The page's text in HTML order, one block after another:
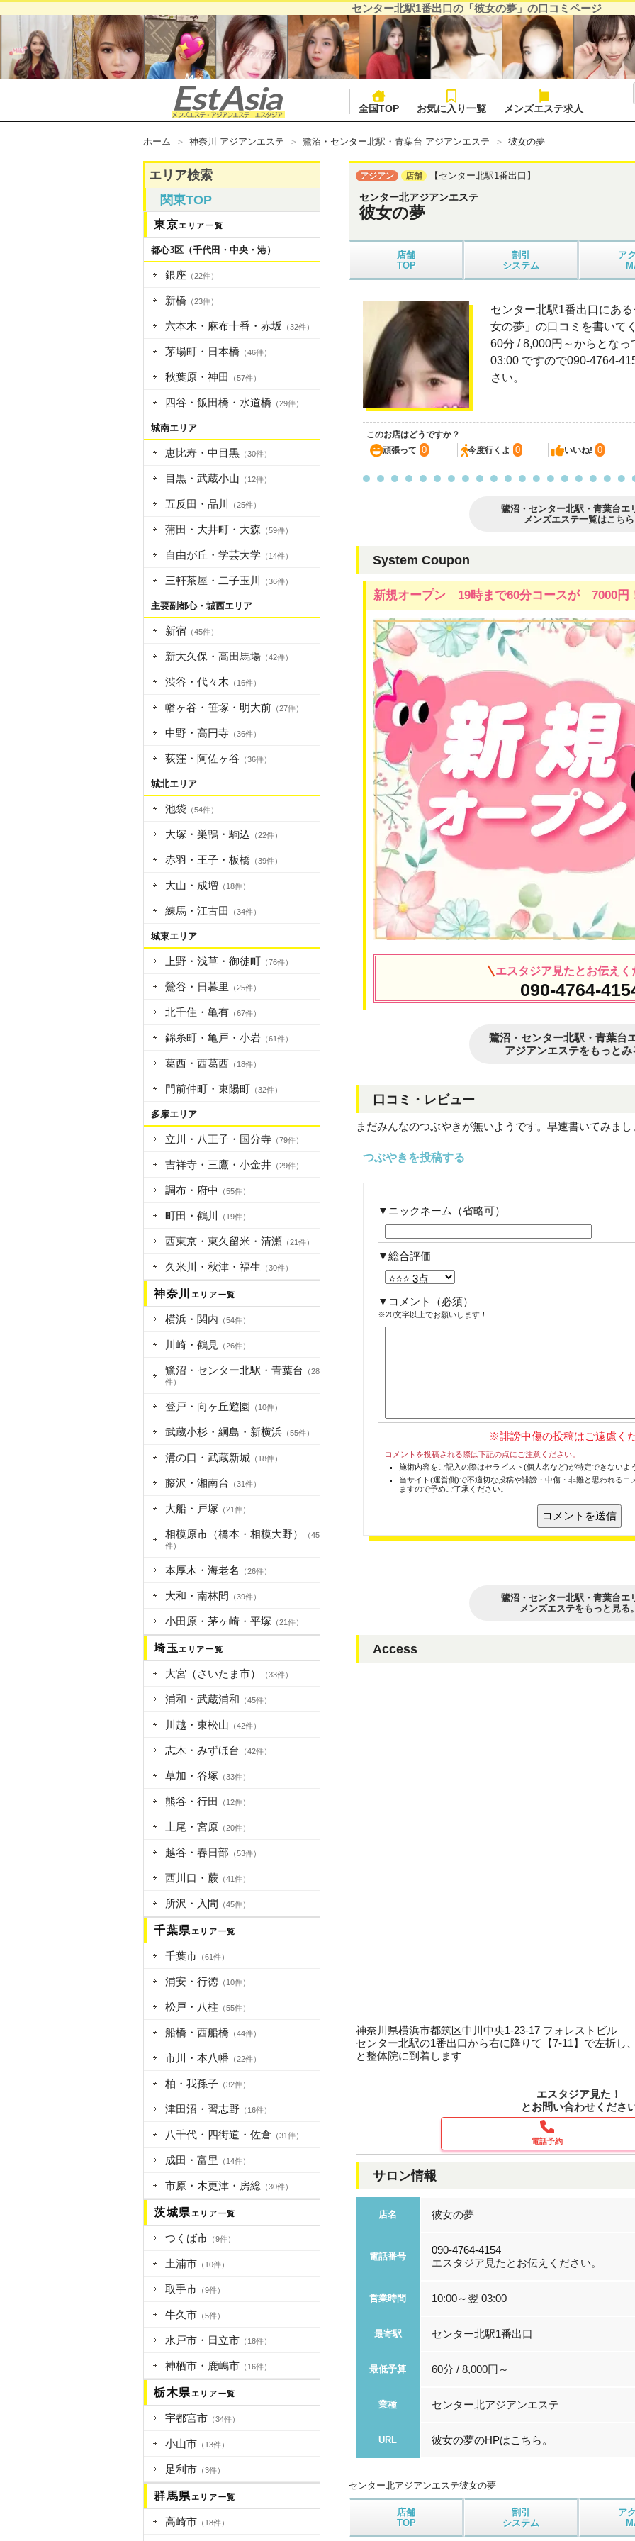
センター北駅1番出口の「彼女の夢」の口コミページ
全国TOP お気に入り一覧 メンズエステ求人
ホーム 神奈川 アジアンエステ 鷺沼・センター北駅・青葉台 アジアンエステ 彼女の夢
アジアン 店舗 【センター北駅1番出口】
センター北アジアンエステ
彼女の夢
店舗
TOP
割引
システム
ア
センター北駅1番出口にあ
女の夢」の口コミを書いて
60分 / 8,000円～からとな
03:00 ですので090-4764-
さい。
このお店はどうですか？
頑張って 0 今度行くよ 0 いいね! 0
鷺沼・センター北駅・青葉台エ
メンズエステ一覧はこちら
System Coupon
新規オープン 19時まで60分コースが 7000円
エスタジア見たとお伝えく
090-4764-
鷺沼・センター北駅・青葉台
アジアンエステをもっとみ
口コミ・レビュー
まだみんなのつぶやきが無いようです。早速書いてみまし
つぶやきを投稿する
ニックネーム（省略可）
総合評価
コメント （必須）
※20文字以上でお願いします！
※誹謗中傷の投稿はご遠慮くだ
コメントを投稿される際は下記の点にご注意ください。
施術内容をご記入の際はセラピスト(個人名など)が特定できないよ
当サイト(運営側)で不適切な投稿や誹謗・中傷・非難と思われるコ
ますので予めご了承ください。
鷺沼・センター北駅・青葉台エ
メンズエステをもっと見る。
Access
神奈川県横浜市都筑区中川中央1-23-17 フォレストビル
センター北駅の1番出口から右に降りて【7-11】で左折し
と整体院に到着します
エスタジア見た！
とお問い合わせくださ
電話予約
サロン情報
店名 彼女の夢
電話番号
090-4764-4154
エスタジア見たとお伝えください。
営業時間 10:00～翌 03:00
最寄駅 センター北駅1番出口
最低予算 60分 / 8,000円～
業種 センター北アジアンエステ
URL 彼女の夢のHPはこちら。
センター北アジアンエステ彼女の夢
店舗
TOP
割引
システム
ア
エリア検索
関東TOP
東京エリア一覧
都心3区（千代田・中央・港）
銀座 （22件）
新橋 （23件）
六本木・麻布十番・赤坂 （32件）
茅場町・日本橋 （46件）
秋葉原・神田 （57件）
四谷・飯田橋・水道橋 （29件）
城南エリア
恵比寿・中目黒 （30件）
目黒・武蔵小山 （12件）
五反田・品川 （25件）
蒲田・大井町・大森 （59件）
自由が丘・学芸大学 （14件）
三軒茶屋・二子玉川 （36件）
主要副都心・城西エリア
新宿 （45件）
新大久保・高田馬場 （42件）
渋谷・代々木 （16件）
幡ヶ谷・笹塚・明大前 （27件）
中野・高円寺 （36件）
荻窪・阿佐ヶ谷 （36件）
城北エリア
池袋 （54件）
大塚・巣鴨・駒込 （22件）
赤羽・王子・板橋 （39件）
大山・成増 （18件）
練馬・江古田 （34件）
城東エリア
上野・浅草・御徒町 （76件）
鶯谷・日暮里 （25件）
北千住・亀有 （67件）
錦糸町・亀戸・小岩 （61件）
葛西・西葛西 （18件）
門前仲町・東陽町 （32件）
多摩エリア
立川・八王子・国分寺 （79件）
吉祥寺・三鷹・小金井 （29件）
調布・府中 （55件）
町田・鶴川 （19件）
西東京・東久留米・清瀬 （21件）
久米川・秋津・福生 （30件）
神奈川 エリア一覧
横浜・関内 （54件）
川崎・鶴見 （26件）
鷺沼・センター北駅・青葉台 （28
件）
登戸・向ヶ丘遊園 （10件）
武蔵小杉・綱島・新横浜 （55件）
溝の口・武蔵新城 （18件）
藤沢・湘南台 （31件）
大船・戸塚 （21件）
相模原市（橋本・相模大野）
（45
件）
本厚木・海老名 （26件）
大和・南林間 （39件）
小田原・茅ヶ崎・平塚 （21件）
埼玉 エリア一覧
大宮（さいたま市） （33件）
浦和・武蔵浦和 （45件）
川越・東松山 （42件）
志木・みずほ台 （42件）
草加・谷塚 （33件）
熊谷・行田 （12件）
上尾・宮原 （20件）
越谷・春日部 （53件）
西川口・蕨 （41件）
所沢・入間 （45件）
千葉県 エリア一覧
千葉市 （61件）
浦安・行徳 （10件）
松戸・八柱 （55件）
船橋・西船橋 （44件）
市川・本八幡 （22件）
柏・我孫子 （32件）
津田沼・習志野 （16件）
八千代・四街道・佐倉 （31件）
成田・富里 （14件）
市原・木更津・房総 （30件）
茨城県 エリア一覧
つくば市 （9件）
土浦市 （10件）
取手市 （9件）
牛久市 （5件）
水戸市・日立市 （18件）
神栖市・鹿嶋市 （16件）
栃木県 エリア一覧
宇都宮市 （34件）
小山市 （13件）
足利市 （3件）
群馬県 エリア一覧
高崎市 （18件）